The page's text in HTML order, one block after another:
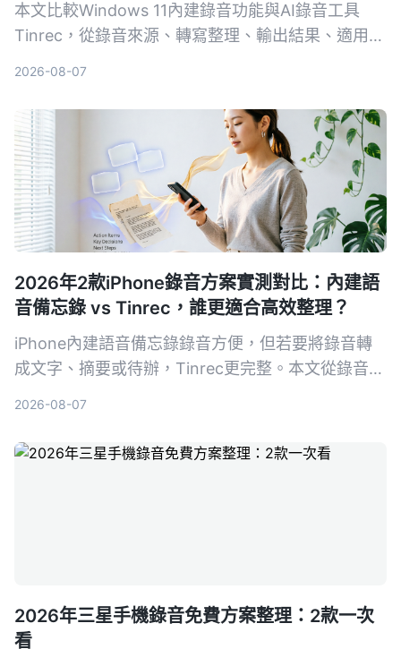
本文比較Windows 11內建錄音功能與AI錄音工具
Tinrec，從錄音來源、轉寫整理、輸出結果、適用場
2026-08-07
2026年2款iPhone錄音方案實測對比：內建語
音備忘錄 vs Tinrec，誰更適合高效整理？
iPhone內建語音備忘錄錄音方便，但若要將錄音轉
成文字、摘要或待辦，Tinrec更完整。本文從錄音轉
2026-08-07
2026年三星手機錄音免費方案整理：2款一次
看